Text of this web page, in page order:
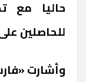
حاليا مع
للحاصلين
وأشارت